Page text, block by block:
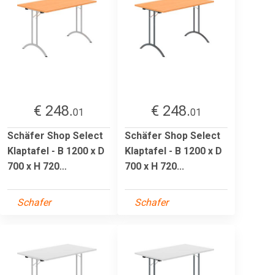
€ 248.01
Schäfer Shop Select
Klaptafel - B 1200 x D
700 x H 720...
Schafer
€ 248.01
Schäfer Shop Select
Klaptafel - B 1200 x D
700 x H 720...
Schafer